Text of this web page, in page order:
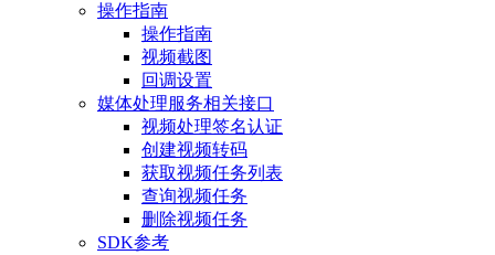
操作指南
操作指南
视频截图
回调设置
媒体处理服务相关接口
视频处理签名认证
创建视频转码
获取视频任务列表
查询视频任务
删除视频任务
SDK参考